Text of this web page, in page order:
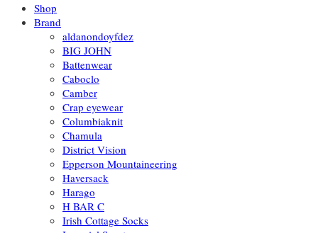
Shop
Brand
aldanondoyfdez
BIG JOHN
Battenwear
Caboclo
Camber
Crap eyewear
Columbiaknit
Chamula
District Vision
Epperson Mountaineering
Haversack
Harago
H BAR C
Irish Cottage Socks